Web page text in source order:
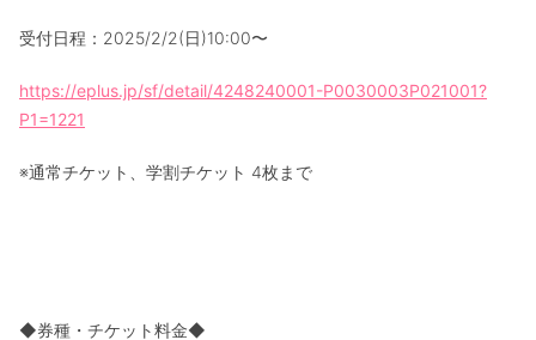
受付日程：2025/2/2(日)10:00〜
https://eplus.jp/sf/detail/4248240001-P0030003P021001?
P1=1221
※通常チケット、学割チケット 4枚まで
◆券種・チケット料金◆